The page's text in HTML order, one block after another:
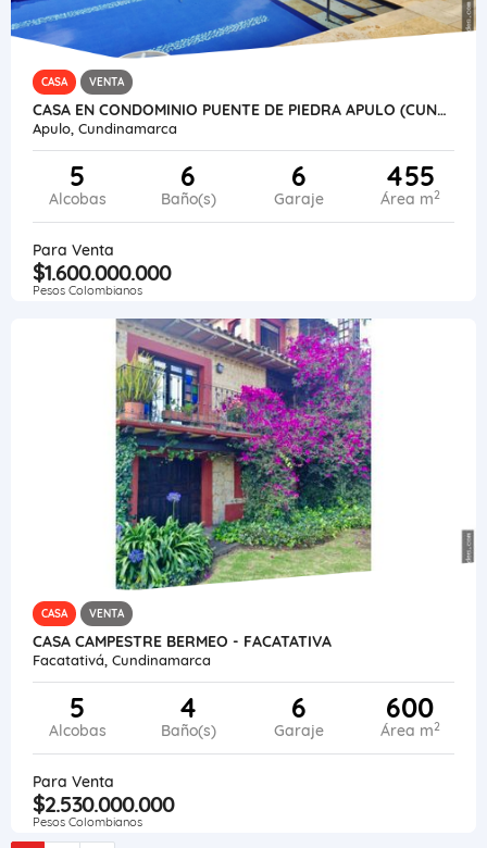
CASA VENTA
CASA EN CONDOMINIO PUENTE DE PIEDRA APULO (CUNDINAMARCA)
Apulo, Cundinamarca
5
Alcobas
6
Baño(s)
6
Garaje
455
Área m2
Para Venta
$1.600.000.000
Pesos Colombianos
CASA VENTA
CASA CAMPESTRE BERMEO - FACATATIVA
Facatativá, Cundinamarca
5
Alcobas
4
Baño(s)
6
Garaje
600
Área m2
Para Venta
$2.530.000.000
Pesos Colombianos